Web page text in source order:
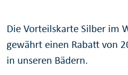
Die Vorteilskarte Silber im
gewährt einen Rabatt von
in unseren Bädern.